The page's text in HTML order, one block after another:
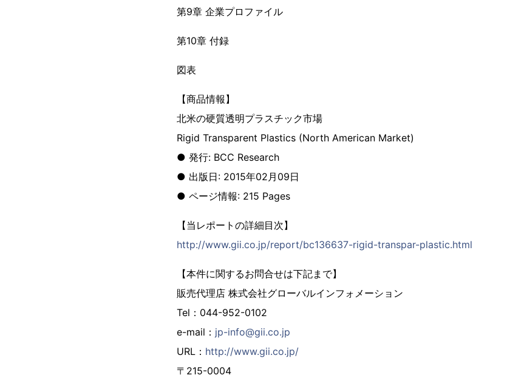
第9章 企業プロファイル
第10章 付録
図表
【商品情報】
北米の硬質透明プラスチック市場
Rigid Transparent Plastics (North American Market)
● 発行: BCC Research
● 出版日: 2015年02月09日
● ページ情報: 215 Pages
【当レポートの詳細目次】
http://www.gii.co.jp/report/bc136637-rigid-transpar-plastic.html
【本件に関するお問合せは下記まで】
販売代理店 株式会社グローバルインフォメーション
Tel：044-952-0102
e-mail： jp-info@gii.co.jp
URL： http://www.gii.co.jp/
〒215-0004